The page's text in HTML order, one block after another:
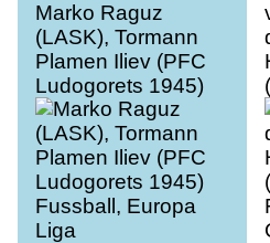
Marko Raguz
(LASK), Tormann
Plamen Iliev (PFC
Ludogorets 1945)
Fussball, Europa
Liga